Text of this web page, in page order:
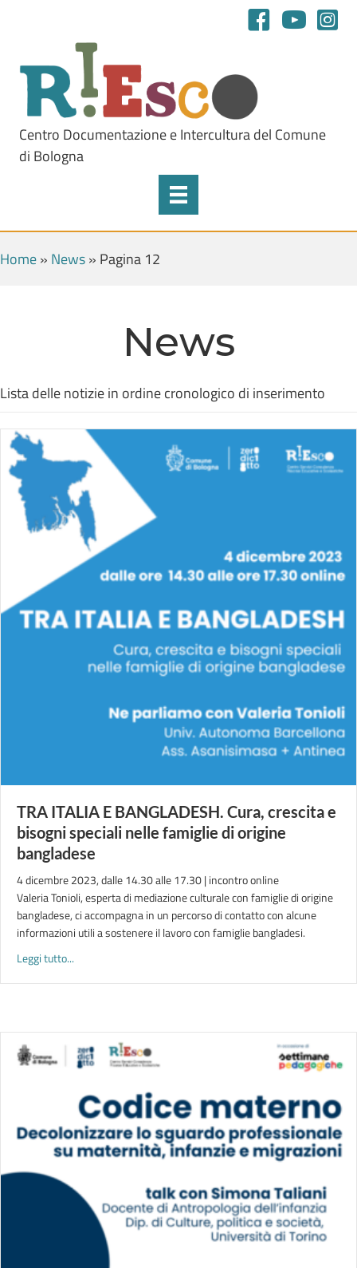
Centro Documentazione e Intercultura del Comune
di Bologna
Home» News» Pagina 12
News
Lista delle notizie in ordine cronologico di inserimento
TRA ITALIA E BANGLADESH. Cura, crescita e
bisogni speciali nelle famiglie di origine
bangladese
4 dicembre 2023, dalle 14.30 alle 17.30 | incontro online
Valeria Tonioli, esperta di mediazione culturale con famiglie di origine
bangladese, ci accompagna in un percorso di contatto con alcune
informazioni utili a sostenere il lavoro con famiglie bangladesi.
Leggi tutto...